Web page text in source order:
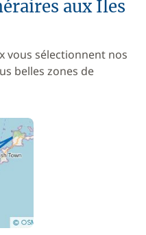
aux Iles
vous sélectionnent nos
belles zones de